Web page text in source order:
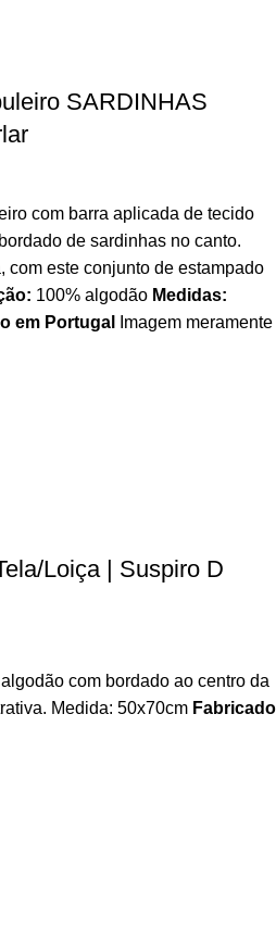
SARDINHAS
com barra aplicada de tecido
de sardinhas no canto.
com este conjunto de estampado
100% algodão Medidas:
em Portugal
Imagem meramente
Loiça | Suspiro D
com bordado ao centro da
Medida: 50x70cm Fabricado